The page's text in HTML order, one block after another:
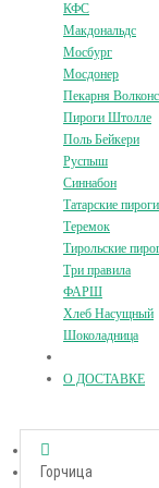
КФС
Макдональдс
Мосбург
Мосдонер
Пекарня
Пироги Штолле
Поль Бейкери
Руспыш
Синнабон
Татарские пироги
Теремок
Тирольские
Три правила
ФАРШ
Хлеб Насущный
Шоколадница
О ДОСТАВКЕ
Горчица